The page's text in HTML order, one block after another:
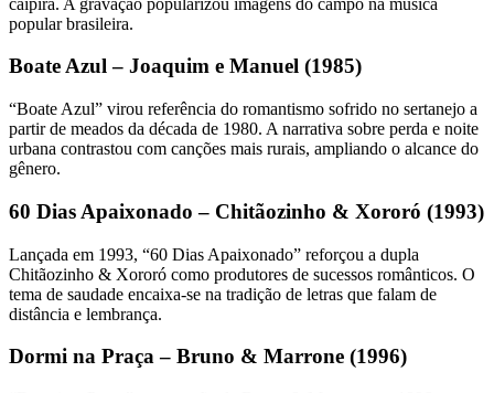
popular brasileira.
Boate Azul – Joaquim e Manuel (1985)
“Boate Azul” virou referência do romantismo sofrido no sertanejo a
partir de meados da década de 1980. A narrativa sobre perda e noite
urbana contrastou com canções mais rurais, ampliando o alcance do
gênero.
60 Dias Apaixonado – Chitãozinho & Xororó (1993)
Lançada em 1993, “60 Dias Apaixonado” reforçou a dupla
Chitãozinho & Xororó como produtores de sucessos românticos. O
tema de saudade encaixa-se na tradição de letras que falam de
distância e lembrança.
Dormi na Praça – Bruno & Marrone (1996)